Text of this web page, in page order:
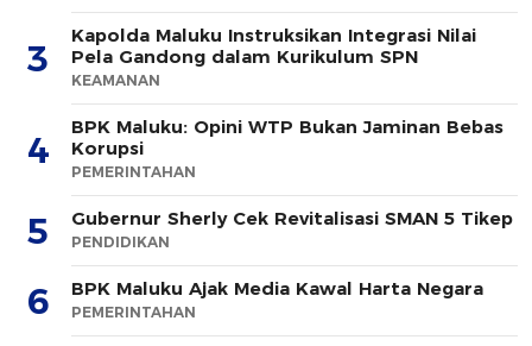
3
Kapolda Maluku Instruksikan Integrasi Nilai
Pela Gandong dalam Kurikulum SPN
KEAMANAN
4
BPK Maluku: Opini WTP Bukan Jaminan Bebas
Korupsi
PEMERINTAHAN
5 Gubernur Sherly Cek Revitalisasi SMAN 5 Tikep
PENDIDIKAN
6 BPK Maluku Ajak Media Kawal Harta Negara
PEMERINTAHAN